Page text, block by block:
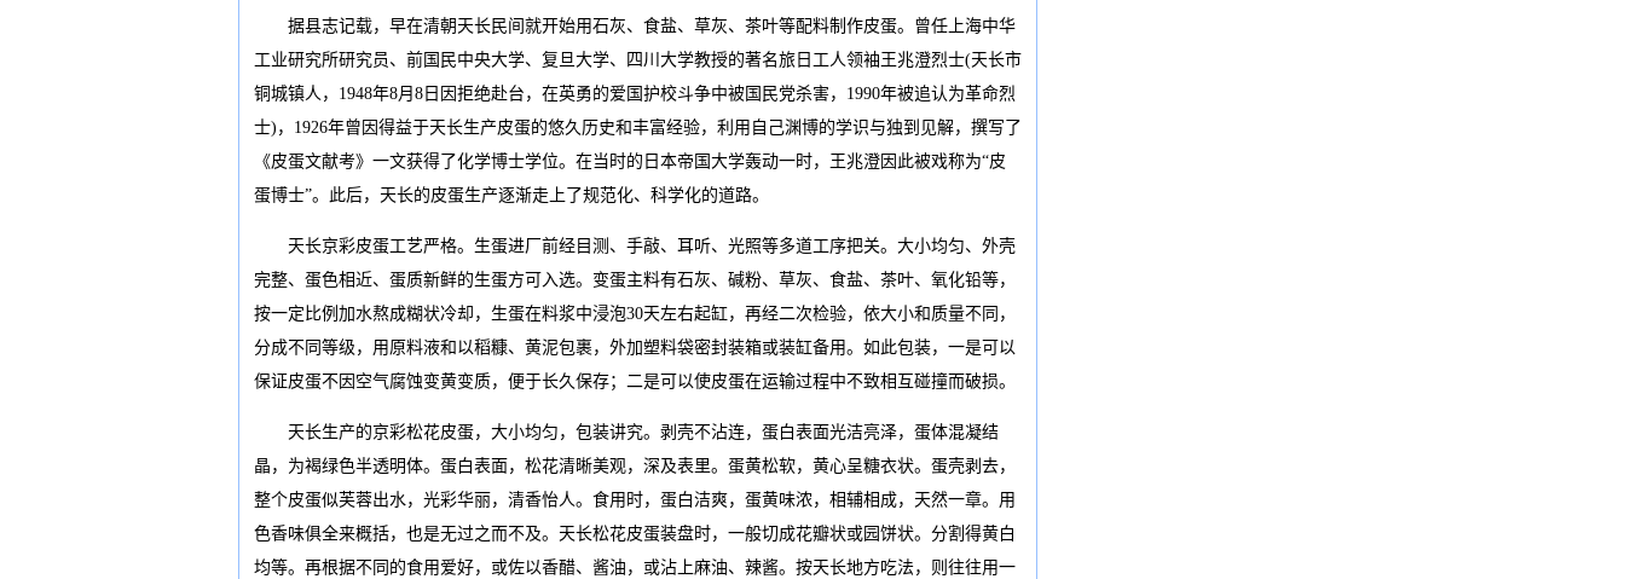
据县志记载，早在清朝天长民间就开始用石灰、食盐、草灰、茶叶等配料制作皮蛋。曾任上海中华
工业研究所研究员、前国民中央大学、复旦大学、四川大学教授的著名旅日工人领袖王兆澄烈士(天长市
铜城镇人，1948年8月8日因拒绝赴台，在英勇的爱国护校斗争中被国民党杀害，1990年被追认为革命烈
士)，1926年曾因得益于天长生产皮蛋的悠久历史和丰富经验，利用自己渊博的学识与独到见解，撰写了
《皮蛋文献考》一文获得了化学博士学位。在当时的日本帝国大学轰动一时，王兆澄因此被戏称为“皮
蛋博士”。此后，天长的皮蛋生产逐渐走上了规范化、科学化的道路。
天长京彩皮蛋工艺严格。生蛋进厂前经目测、手敲、耳听、光照等多道工序把关。大小均匀、外壳
完整、蛋色相近、蛋质新鲜的生蛋方可入选。变蛋主料有石灰、碱粉、草灰、食盐、茶叶、氧化铅等，
按一定比例加水熬成糊状冷却，生蛋在料浆中浸泡30天左右起缸，再经二次检验，依大小和质量不同，
分成不同等级，用原料液和以稻糠、黄泥包裹，外加塑料袋密封装箱或装缸备用。如此包装，一是可以
保证皮蛋不因空气腐蚀变黄变质，便于长久保存；二是可以使皮蛋在运输过程中不致相互碰撞而破损。
天长生产的京彩松花皮蛋，大小均匀，包装讲究。剥壳不沾连，蛋白表面光洁亮泽，蛋体混凝结
晶，为褐绿色半透明体。蛋白表面，松花清晰美观，深及表里。蛋黄松软，黄心呈糖衣状。蛋壳剥去，
整个皮蛋似芙蓉出水，光彩华丽，清香怡人。食用时，蛋白洁爽，蛋黄味浓，相辅相成，天然一章。用
色香味俱全来概括，也是无过之而不及。天长松花皮蛋装盘时，一般切成花瓣状或园饼状。分割得黄白
均等。再根据不同的食用爱好，或佐以香醋、酱油，或沾上麻油、辣酱。按天长地方吃法，则往往用一